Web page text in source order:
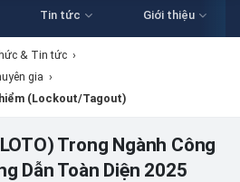
Tin tức Giới thiệu
& Tin tức ›
gia ›
(Lockout/Tagout)
Trong Ngành Công
Dẫn Toàn Diện 2025